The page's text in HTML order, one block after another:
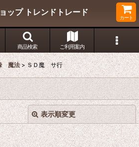
ップ トレンドトレード
カート
商品検索 ご利用案内
魔法 > ＳＤ魔 サ行
表示順変更 閉じる